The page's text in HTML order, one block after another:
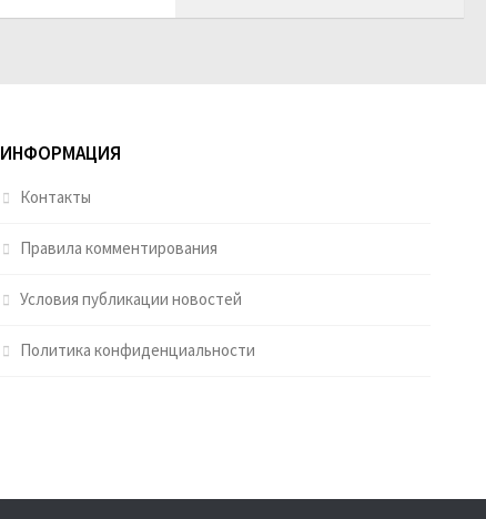
ИНФОРМАЦИЯ
Контакты
Правила комментирования
Условия публикации новостей
Политика конфиденциальности